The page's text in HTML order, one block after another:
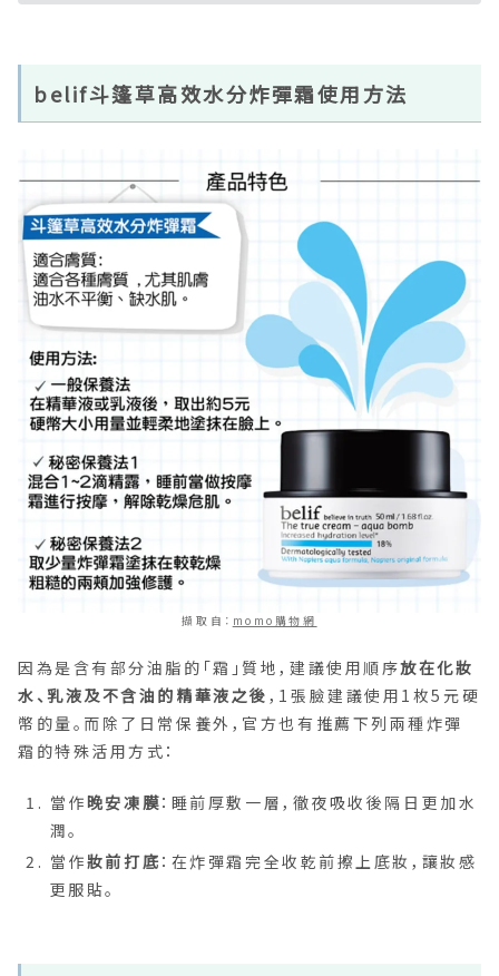
belif斗篷草高效水分炸彈霜使用方法
擷取自： momo購物網
因為是含有部分油脂的「霜」質地，建議使用順序放在化妝
水、乳液及不含油的精華液之後 ，1張臉建議使用1枚5元硬
幣的量。而除了日常保養外，官方也有推薦下列兩種炸彈
霜的特殊活用方式：
當作晚安凍膜：睡前厚敷一層，徹夜吸收後隔日更加水
潤。
當作妝前打底 ：在炸彈霜完全收乾前擦上底妝，讓妝感
更服貼。